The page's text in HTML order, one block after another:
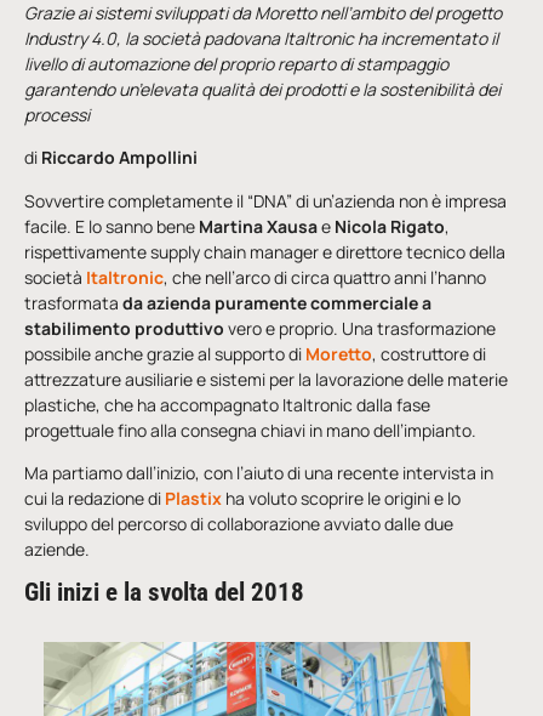
Grazie ai sistemi sviluppati da Moretto nell’ambito del progetto
Industry 4.0, la società padovana Italtronic ha incrementato il
livello di automazione del proprio reparto di stampaggio
garantendo un’elevata qualità dei prodotti e la sostenibilità dei
processi
di Riccardo Ampollini
Sovvertire completamente il “DNA” di un’azienda non è impresa
facile. E lo sanno bene Martina Xausae Nicola Rigato,
rispettivamente supply chain manager e direttore tecnico della
società Italtronic, che nell’arco di circa quattro anni l’hanno
trasformata da azienda puramente commerciale a
stabilimento produttivo vero e proprio. Una trasformazione
possibile anche grazie al supporto di Moretto, costruttore di
attrezzature ausiliarie e sistemi per la lavorazione delle materie
plastiche, che ha accompagnato Italtronic dalla fase
progettuale fino alla consegna chiavi in mano dell’impianto.
Ma partiamo dall’inizio, con l’aiuto di una recente intervista in
cui la redazione di Plastix ha voluto scoprire le origini e lo
sviluppo del percorso di collaborazione avviato dalle due
aziende.
Gli inizi e la svolta del 2018